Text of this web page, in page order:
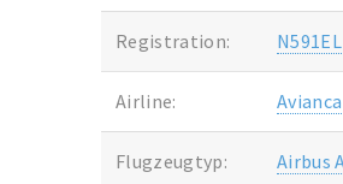
Registration: N591EL
Airline: Avianca
Flugzeugtyp: Airbus